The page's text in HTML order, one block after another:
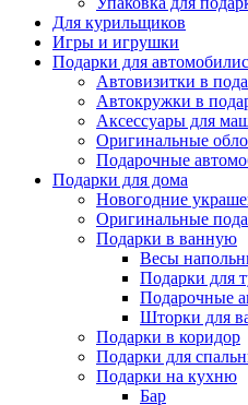
Для курильщиков
Игры и игрушки
Подарки для
Автовизитки в
Автокружки в
Аксессуары для
Оригинальные
Подарочные
Подарки для дома
Новогодние
Оригинальные
Подарки в ванную
Весы
Подарки для
Подарочные
Шторки для
Подарки в коридор
Подарки для
Подарки на кухню
Бар